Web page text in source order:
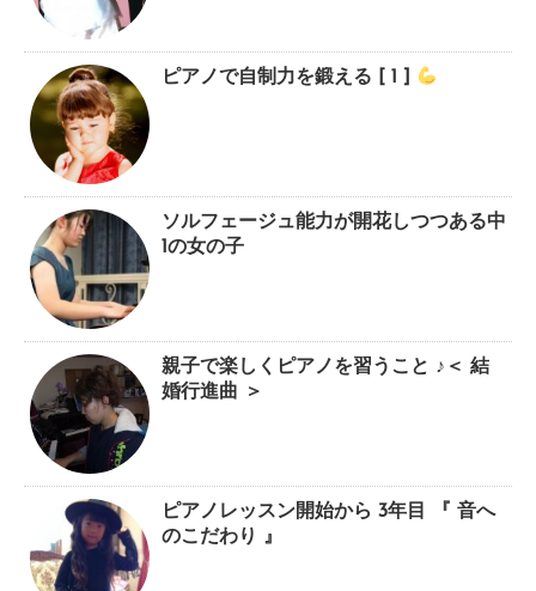
ピアノで自制力を鍛える [ 1 ]
ソルフェージュ能力が開花しつつある中
1の女の子
親子で楽しくピアノを習うこと ♪＜ 結
婚行進曲 ＞
ピアノレッスン開始から 3年目 『 音へ
のこだわり 』